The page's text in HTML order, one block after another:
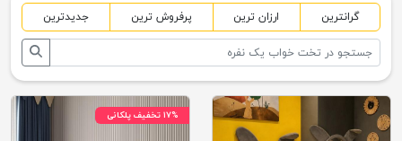
گرانترین ارزان ترین پرفروش ترین جدیدترین
۱۷% تخفیف پلکانی